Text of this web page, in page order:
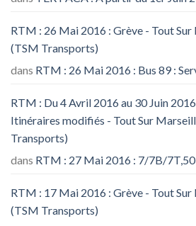
RTM : 26 Mai 2016 : Grève - Tout
(TSM Transports)
dans RTM : 26 Mai 2016 : Bus 89 :
RTM : Du 4 Avril 2016 au 30 Juin
Itinéraires modifiés - Tout Sur
Transports)
dans RTM : 27 Mai 2016 : 7/7B/
RTM : 17 Mai 2016 : Grève - Tout
(TSM Transports)